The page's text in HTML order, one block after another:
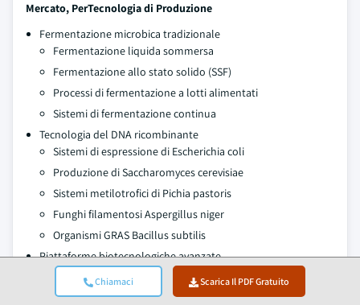
Chiamaci Scarica Il PDF Gratuito
Mercato, PerTecnologia di Produzione
Fermentazione microbica tradizionale
Fermentazione liquida sommersa
Fermentazione allo stato solido (SSF)
Processi di fermentazione a lotti alimentati
Sistemi di fermentazione continua
Tecnologia del DNA ricombinante
Sistemi di espressione di Escherichia coli
Produzione di Saccharomyces cerevisiae
Sistemi metilotrofici di Pichia pastoris
Funghi filamentosi Aspergillus niger
Organismi GRAS Bacillus subtilis
Piattaforme biotecnologiche avanzate
Biologia sintetica e ingegneria metabolica
Evoluzione diretta e ingegneria delle proteine